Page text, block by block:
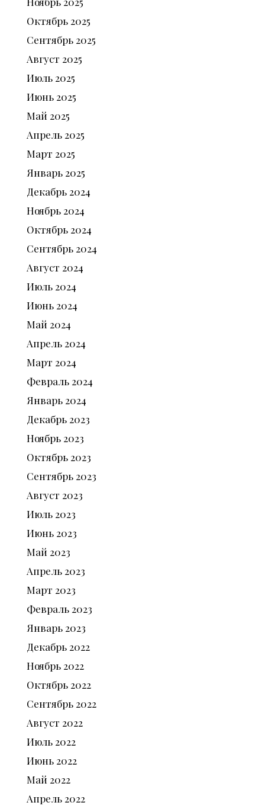
Октябрь 2025
Сентябрь 2025
Август 2025
Июль 2025
Июнь 2025
Май 2025
Апрель 2025
Март 2025
Январь 2025
Декабрь 2024
Ноябрь 2024
Октябрь 2024
Сентябрь 2024
Август 2024
Июль 2024
Июнь 2024
Май 2024
Апрель 2024
Март 2024
Февраль 2024
Январь 2024
Декабрь 2023
Ноябрь 2023
Октябрь 2023
Сентябрь 2023
Август 2023
Июль 2023
Июнь 2023
Май 2023
Апрель 2023
Март 2023
Февраль 2023
Январь 2023
Декабрь 2022
Ноябрь 2022
Октябрь 2022
Сентябрь 2022
Август 2022
Июль 2022
Июнь 2022
Май 2022
Апрель 2022